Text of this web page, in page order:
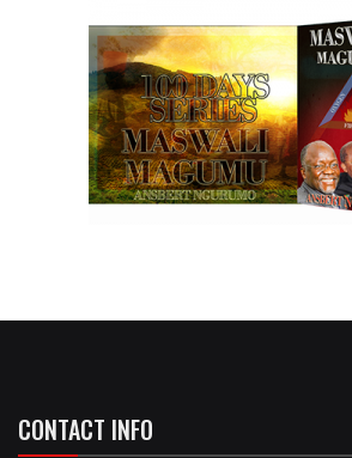
CONTACT INFO